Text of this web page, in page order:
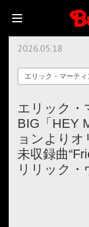
2026.05.18
エリック・マーティ
エリック・
BIG「HEY
ョンより
未収録曲
リリック・